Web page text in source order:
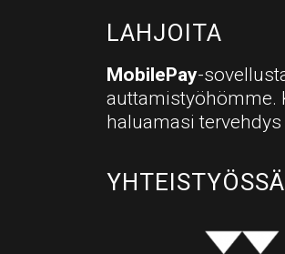
LAHJOITA
MobilePay-
auttamistyöhömme.
haluamasi tervehdys
YHTEISTYÖSSÄ